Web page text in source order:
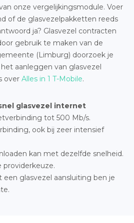
onze vergelijkingsmodule. Voer
of de glasvezelpakketten reeds
ja? Glasvezel contracten
gebruik te maken van de
(Limburg) doorzoek je
aanleggen van glasvezel
over Alles in 1 T-Mobile.
glasvezel internet
tot 500 Mb/s.
ook bij zeer intensief
kan met dezelfde snelheid.
providerkeuze.
een glasvezel aansluiting ben je